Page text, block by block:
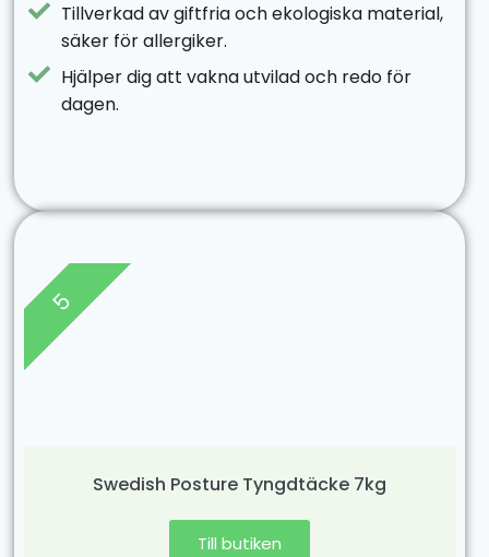
Tillverkad av giftfria och ekologiska material,
säker för allergiker.
Hjälper dig att vakna utvilad och redo för
dagen.
Swedish Posture Tyngdtäcke 7kg
Till butiken
5